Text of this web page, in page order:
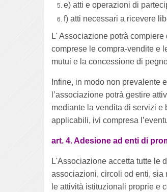
e) atti e operazioni di
f) atti necessari a ricevere
L' Associazione potrà
comprese le compra-vendite e
mutui e la concessione di
Infine, in modo non prevalente
l’associazione potrà gestire
mediante la vendita di servizi
applicabili, ivi compresa
art. 4. Adesione ad enti di
L'Associazione accetta tutte le
associazioni, circoli od enti,
le attività istituzionali proprie e